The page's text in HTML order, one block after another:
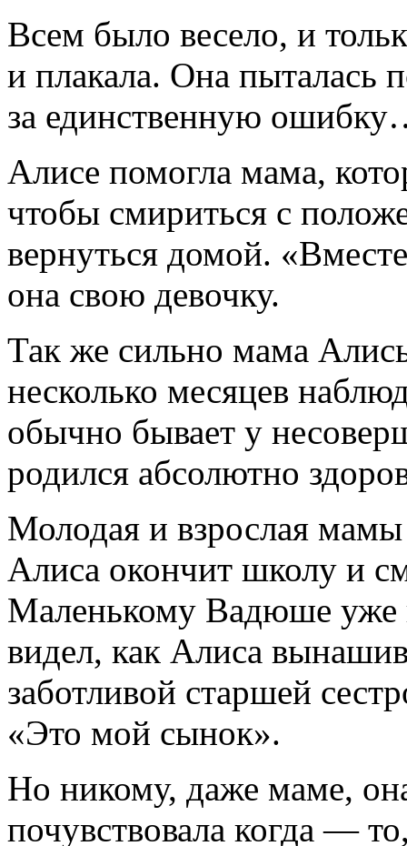
Всем было весело, и
и плакала. Она пыталась
за единственную
Алисе помогла мама,
чтобы смириться с
вернуться домой.
она свою девочку.
Так же сильно мама
несколько месяцев
обычно бывает у
родился абсолютно
Молодая и взрослая
Алиса окончит школу и
Маленькому Вадюше уже
видел, как Алиса
заботливой старшей
«Это мой сынок».
Но никому, даже маме,
почувствовала когда —